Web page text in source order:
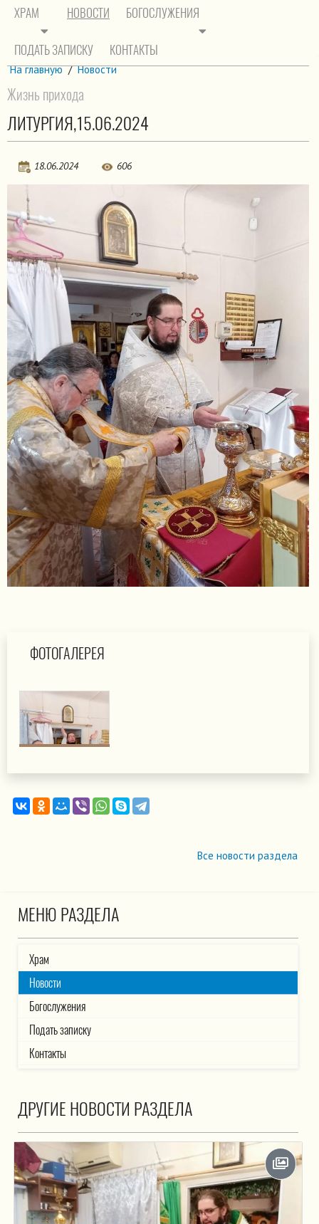
ХРАМ НОВОСТИ БОГОСЛУЖЕНИЯ
ПОДАТЬ ЗАПИСКУ КОНТАКТЫ
На главную / Новости
Жизнь прихода
ЛИТУРГИЯ,15.06.2024
18.06.2024 606
ФОТОГАЛЕРЕЯ
Все новости раздела
МЕНЮ РАЗДЕЛА
Храм
Новости
Богослужения
Подать записку
Контакты
ДРУГИЕ НОВОСТИ РАЗДЕЛА